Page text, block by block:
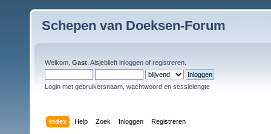
Schepen van Doeksen-Forum
Welkom, Gast . Alsjeblieft inloggen of registreren
Login met gebruikersnaam, wachtwoord en sessielengte
Index Help Zoek Inloggen Registreren